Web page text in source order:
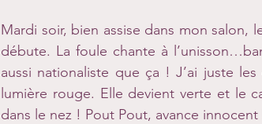
Mardi soir, bien assise dans mon salon,
débute. La foule chante à
aussi nationaliste que ça ! J’ai juste
lumière rouge. Elle devient verte et le
dans le nez ! Pout Pout, avance